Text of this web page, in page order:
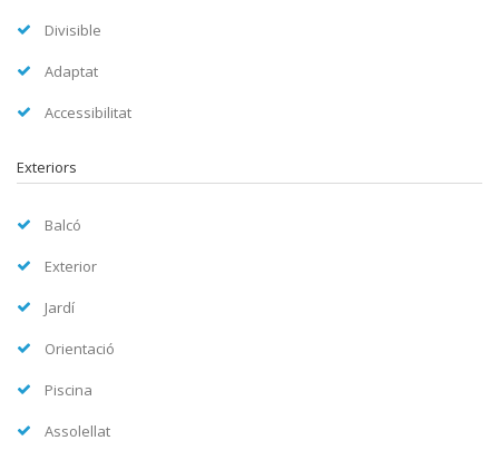
Divisible
Adaptat
Accessibilitat
Exteriors
Balcó
Exterior
Jardí
Orientació
Piscina
Assolellat